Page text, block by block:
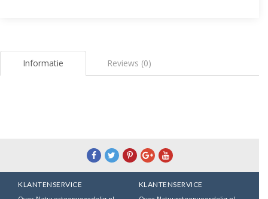
Informatie Reviews (0)
KLANTENSERVICE
KLANTENSERVICE